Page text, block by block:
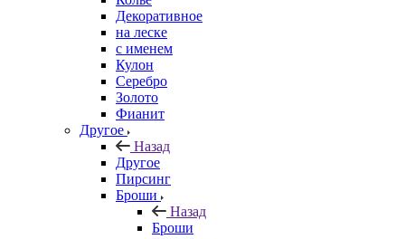
Декоративное
на леске
с именем
Кулон
Серебро
Золото
Фианит
Другое
Назад
Другое
Пирсинг
Броши
Назад
Броши